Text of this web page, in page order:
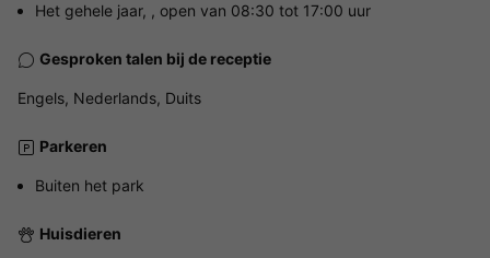
Het gehele jaar, , open van 08:30 tot 17:00 uur
Gesproken talen bij de receptie
Engels, Nederlands, Duits
Parkeren
Buiten het park
Huisdieren